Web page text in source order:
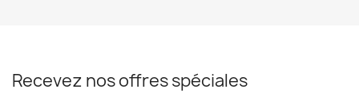
Recevez nos offres spéciales